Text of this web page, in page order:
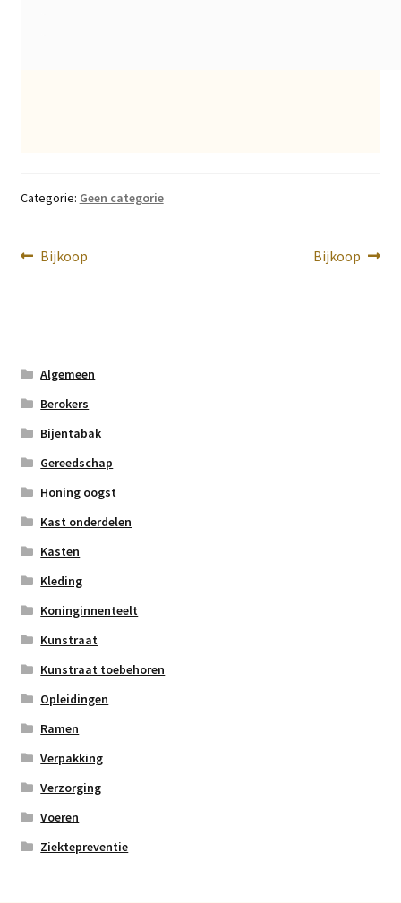
Categorie: Geen categorie
Bericht
Vorig
Bijkoop
Volgend
Bijkoop
Algemeen
Berokers
Bijentabak
Gereedschap
Honing oogst
Kast onderdelen
Kasten
Kleding
Koninginnenteelt
Kunstraat
Kunstraat toebehoren
Opleidingen
Ramen
Verpakking
Verzorging
Voeren
Ziektepreventie